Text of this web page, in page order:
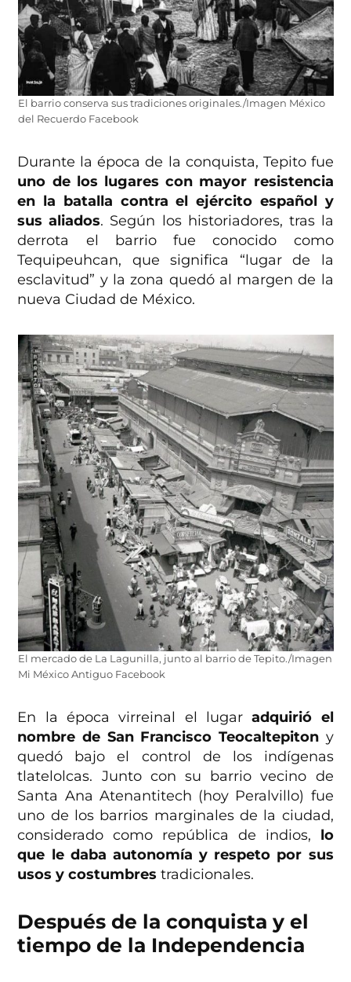
El barrio conserva sus tradiciones originales./Imagen México
del Recuerdo Facebook
Durante la época de la conquista, Tepito fue
uno de los lugares con mayor resistencia
en la batalla contra el ejército español y
sus aliados. Según los historiadores, tras la
derrota el barrio fue conocido como
Tequipeuhcan, que significa “lugar de la
esclavitud” y la zona quedó al margen de la
nueva Ciudad de México.
El mercado de La Lagunilla, junto al barrio de Tepito./Imagen
Mi México Antiguo Facebook
En la época virreinal el lugaradquirió el
nombre de San Francisco Teocaltepitony
quedó bajo el control de los indígenas
tlatelolcas. Junto con su barrio vecino de
Santa Ana Atenantitech (hoy Peralvillo) fue
uno de los barrios marginales de la ciudad,
considerado como república de indios, lo
que le daba autonomía y respeto por sus
usos y costumbres tradicionales.
Después de la conquista y el
tiempo de la Independencia